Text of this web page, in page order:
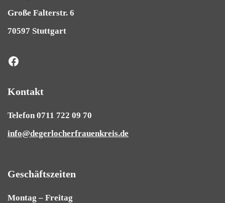
Große Falterstr. 6
70597 Stuttgart
Kontakt
Telefon 0711 722 09 70
info@degerlocherfrauenkreis.de
Geschäftszeiten
Montag – Freitag